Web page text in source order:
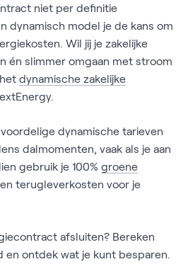
niet per definitie
dynamisch model je de kans om
Wil jij je zakelijke
én slimmer omgaan met stroom
dynamische zakelijke
dynamische tarieven
dalmomenten, vaak als je aan
gebruik je 100% groene
terugleverkosten voor je
afsluiten? Bereken
en ontdek wat je kunt besparen.